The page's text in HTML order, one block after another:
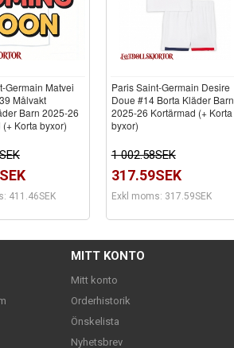
Germain Matvei
Målvakt
Barn 2025-26
(+ Korta byxor)
411.46SEK
Paris Saint-Germain Desire
Doue #14 Borta Kläder Barn
2025-26 Kortärmad (+ Korta
byxor)
1 002.58SEK
317.59SEK
Exkl moms: 317.59SEK
MITT KONTO
Mitt konto
Orderhistorik
Önskelista
Nyhetsbrev